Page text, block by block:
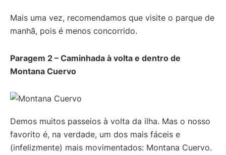
Mais uma vez, recomendamos que visite o parque de
manhã, pois é menos concorrido.
Paragem 2 – Caminhada à volta e dentro de
Montana Cuervo
Demos muitos passeios à volta da ilha. Mas o nosso
favorito é, na verdade, um dos mais fáceis e
(infelizmente) mais movimentados: Montana Cuervo.